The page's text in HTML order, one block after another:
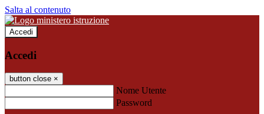
Salta al contenuto
Accedi
Accedi
button close ×
Nome Utente
Password